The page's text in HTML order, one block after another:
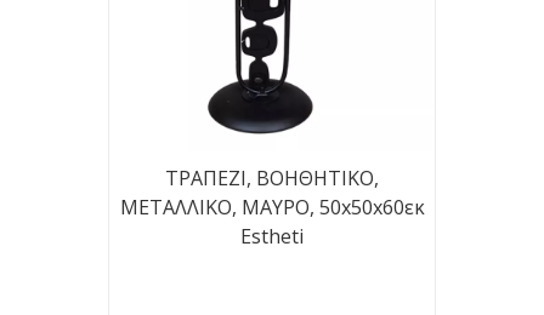
ΤΡΑΠΕΖΙ, BOHΘΗΤΙΚΟ,
ΜΕΤΑΛΛΙΚΟ, ΜΑΥΡΟ, 50x50x60εκ
Estheti